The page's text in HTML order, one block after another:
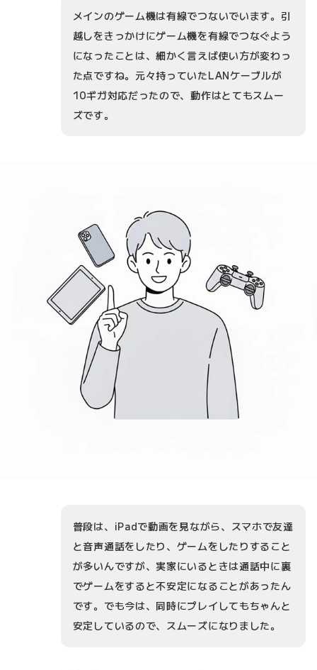
メインのゲーム機は有線でつないでいます。引
越しをきっかけにゲーム機を有線でつなぐよう
になったことは、細かく言えば使い方が変わっ
た点ですね。元々持っていたLANケーブルが
10ギガ対応だったので、動作はとてもスムー
ズです。
普段は、iPadで動画を見ながら、スマホで友達
と音声通話をしたり、ゲームをしたりすること
が多いんですが、実家にいるときは通話中に裏
でゲームをすると不安定になることがあったん
です。でも今は、同時にプレイしてもちゃんと
安定しているので、スムーズになりました。